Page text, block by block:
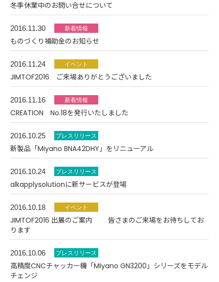
冬季休業中のお問い合せについて
2016.11.30
ものづくり補助金のお知らせ
2016.11.24
JIMTOF2016 ご来場ありがとうございました
2016.11.16
CREATION No.18を発行いたしました
2016.10.25
新製品「Miyano BNA42DHY」をリニューアル
2016.10.24
alkapplysolutionに新サービスが登場
2016.10.18
JIMTOF2016 出展のご案内 皆さまのご来場をお待ちしてお
ります
2016.10.06
高精度CNCチャッカー機「Miyano GN3200」シリーズをモデル
チェンジ